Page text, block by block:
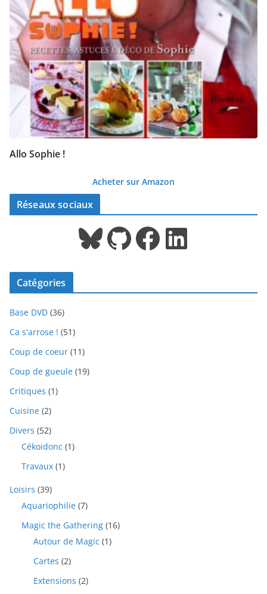
Allo Sophie !
Acheter sur Amazon
Réseaux sociaux
Bluesky GitHub Facebook LinkedIn
Catégories
Base DVD (36)
Ca s'arrose ! (51)
Coup de coeur (11)
Coup de gueule (19)
Critiques (1)
Cuisine (2)
Divers (52)
Cékoidonc (1)
Travaux (1)
Loisirs (39)
Aquariophilie (7)
Magic the Gathering (16)
Autour de Magic (1)
Cartes (2)
Extensions (2)